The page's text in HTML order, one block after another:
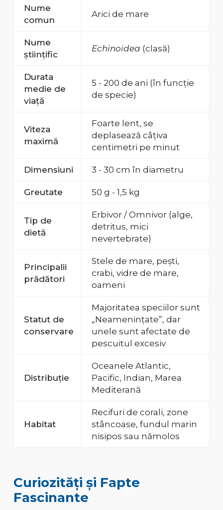
Nume
comun
Arici de mare
Nume
științific
Echinoidea (clasă)
Durata
medie de
viață
5 - 200 de ani (în funcție
de specie)
Viteza
maximă
Foarte lent, se
deplasează câțiva
centimetri pe minut
Dimensiuni 3 - 30 cm în diametru
Greutate 50 g - 1,5 kg
Tip de
dietă
Erbivor / Omnivor (alge,
detritus, mici
nevertebrate)
Principalii
prădători
Stele de mare, pești,
crabi, vidre de mare,
oameni
Statut de
conservare
Majoritatea speciilor sunt
„Neamenințate”, dar
unele sunt afectate de
pescuitul excesiv
Distribuție
Oceanele Atlantic,
Pacific, Indian, Marea
Mediterană
Habitat
Recifuri de corali, zone
stâncoase, fundul marin
nisipos sau nămolos
Curiozități și Fapte
Fascinante